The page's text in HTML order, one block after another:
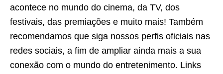
acontece no mundo do cinema, da TV, dos
festivais, das premiações e muito mais! Também
recomendamos que siga nossos perfis oficiais nas
redes sociais, a fim de ampliar ainda mais a sua
conexão com o mundo do entretenimento. Links